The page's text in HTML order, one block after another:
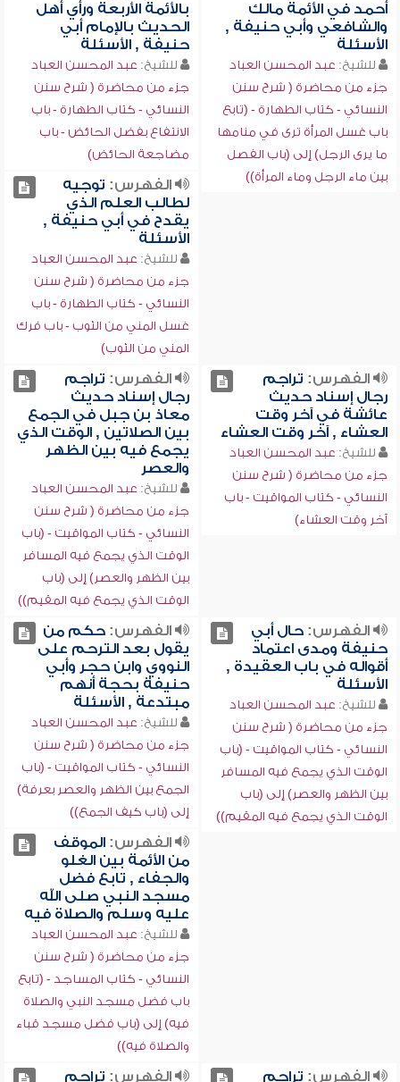
أحمد في الأئمة مالك
والشافعي وأبي حنيفة ,
الأسئلة
للشيخ: عبد المحسن العباد
جزء من محاضرة ( شرح سنن
النسائي - كتاب الطهارة - (تابع
باب غسل المرأة ترى في منامها
ما يرى الرجل) إلى (باب الفصل
بين ماء الرجل وماء المرأة))
بالأئمة الأربعة ورأي أهل
الحديث بالإمام أبي
حنيفة , الأسئلة
للشيخ: عبد المحسن العباد
جزء من محاضرة ( شرح سنن
النسائي - كتاب الطهارة - باب
الانتفاع بفضل الحائض - باب
مضاجعة الحائض)
الفهرس: توجيه
لطالب العلم الذي
يقدح في أبي حنيفة ,
الأسئلة
للشيخ: عبد المحسن العباد
جزء من محاضرة ( شرح سنن
النسائي - كتاب الطهارة - باب
غسل المني من الثوب - باب فرك
المني من الثوب)
الفهرس: تراجم
رجال إسناد حديث
عائشة في آخر وقت
العشاء , آخر وقت العشاء
للشيخ: عبد المحسن العباد
جزء من محاضرة ( شرح سنن
النسائي - كتاب المواقيت - باب
آخر وقت العشاء)
الفهرس: تراجم
رجال إسناد حديث
معاذ بن جبل في الجمع
بين الصلاتين , الوقت الذي
يجمع فيه بين الظهر
والعصر
للشيخ: عبد المحسن العباد
جزء من محاضرة ( شرح سنن
النسائي - كتاب المواقيت - (باب
الوقت الذي يجمع فيه المسافر
بين الظهر والعصر) إلى (باب
الوقت الذي يجمع فيه المقيم))
الفهرس:حال أبي
حنيفة ومدى اعتماد
أقواله في باب العقيدة ,
الأسئلة
للشيخ: عبد المحسن العباد
جزء من محاضرة ( شرح سنن
النسائي - كتاب المواقيت - (باب
الوقت الذي يجمع فيه المسافر
بين الظهر والعصر) إلى (باب
الوقت الذي يجمع فيه المقيم))
الفهرس:حكم من
يقول بعد الترحم على
النووي وابن حجر وأبي
حنيفة بحجة أنهم
مبتدعة , الأسئلة
للشيخ: عبد المحسن العباد
جزء من محاضرة ( شرح سنن
النسائي - كتاب المواقيت - (باب
الجمع بين الظهر والعصر بعرفة)
إلى (باب كيف الجمع))
الفهرس:الموقف
من الأئمة بين الغلو
والجفاء , تابع فضل
مسجد النبي صلى الله
عليه وسلم والصلاة فيه
للشيخ: عبد المحسن العباد
جزء من محاضرة ( شرح سنن
النسائي - كتاب المساجد - (تابع
باب فضل مسجد النبي والصلاة
فيه) إلى (باب فضل مسجد قباء
والصلاة فيه))
الفهرس: تراجم الفهرس: تراجم